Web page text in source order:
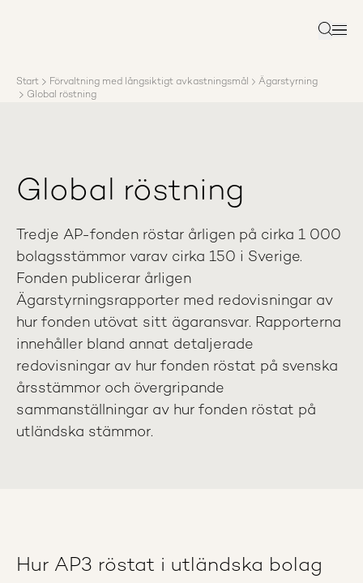
Rapporter
Sök
Start Förvaltning med långsiktigt avkastningsmål
Ägarstyrning
Global röstning
Global röstning
Tredje AP-fonden röstar årligen på cirka 1 000
bolagsstämmor varav cirka 150 i Sverige.
Fonden publicerar årligen
Ägarstyrningsrapporter med redovisningar av
hur fonden utövat sitt ägaransvar. Rapporterna
innehåller bland annat detaljerade
redovisningar av hur fonden röstat på svenska
årsstämmor och övergripande
sammanställningar av hur fonden röstat på
utländska stämmor.
Hur AP3 röstat i utländska bolag